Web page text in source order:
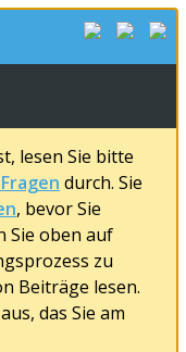
lesen Sie bitte
durch. Sie
, bevor Sie
Sie oben auf
zu
Beiträge lesen.
das Sie am